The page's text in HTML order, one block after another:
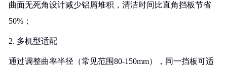
曲面无死角设计减少铝屑堆积，清洁时间比直角挡板节省
50%；
2. 多机型适配
通过调整曲率半径（常见范围80-150mm），同一挡板可适